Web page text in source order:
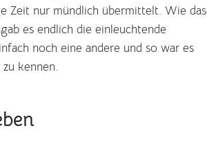
Zeit nur mündlich übermittelt. Wie das
es endlich die einleuchtende
noch eine andere und so war es
kennen.